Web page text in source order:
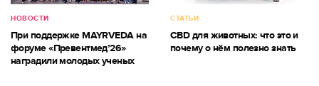
НОВОСТИ
При поддержке MAYRVEDA на
форуме «Превентмед’26»
наградили молодых ученых
СТАТЬИ
CBD для животных: что это и
почему о нём полезно знать